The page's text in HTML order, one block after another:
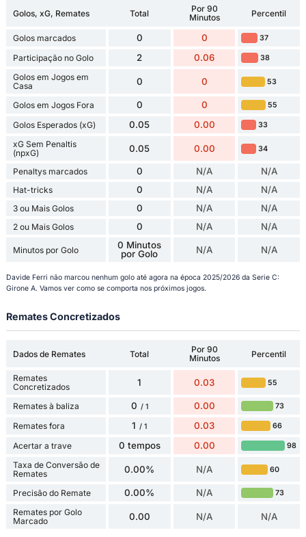
Golos, xG, Remates Total
Por 90
Minutos
Percentil
Golos marcados 0 0 37
Participação no Golo 2 0.06 38
Golos em Jogos em
Casa
0 0 53
Golos em Jogos Fora 0 0 55
Golos Esperados (xG) 0.05 0.00 33
xG Sem Penaltis
(npxG)
0.05 0.00 34
Penaltys marcados 0 N/A N/A
Hat-tricks 0 N/A N/A
3 ou Mais Golos 0 N/A N/A
2 ou Mais Golos 0 N/A N/A
Minutos por Golo
0 Minutos
por Golo
N/A N/A
Davide Ferri não marcou nenhum golo até agora na época 2025/2026 da Serie C:
Girone A. Vamos ver como se comporta nos próximos jogos.
Remates Concretizados
Dados de Remates Total
Por 90
Minutos
Percentil
Remates
Concretizados
1 0.03 55
Remates à baliza 0 / 1 0.00 73
Remates fora 1 / 1 0.03 66
Acertar a trave 0 tempos 0.00 98
Taxa de Conversão de
Remates
0.00% N/A 60
Precisão do Remate 0.00% N/A 73
Remates por Golo
Marcado
0.00 N/A N/A